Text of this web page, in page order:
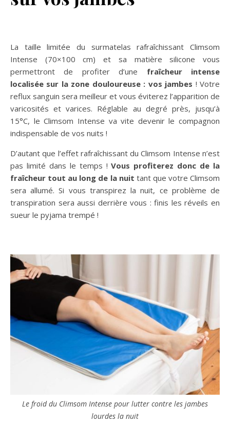
La taille limitée du surmatelas rafraîchissant Climsom
Intense (70×100 cm) et sa matière silicone vous
permettront de profiter d’une fraîcheur intense
localisée sur la zone douloureuse : vos jambes ! Votre
reflux sanguin sera meilleur et vous éviterez l’apparition de
varicosités et varices. Réglable au degré près, jusqu’à
15°C, le Climsom Intense va vite devenir le compagnon
indispensable de vos nuits !
D’autant que l’effet rafraîchissant du Climsom Intense n’est
pas limité dans le temps !Vous profiterez donc de la
fraîcheur tout au long de la nuit tant que votre Climsom
sera allumé. Si vous transpirez la nuit, ce problème de
transpiration sera aussi derrière vous : finis les réveils en
sueur le pyjama trempé !
Le froid du Climsom Intense pour lutter contre les jambes
lourdes la nuit